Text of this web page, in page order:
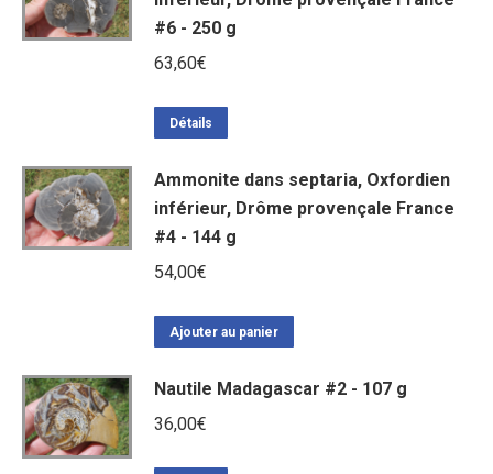
#6 - 250 g
63,60€
Détails
Ammonite dans septaria, Oxfordien
inférieur, Drôme provençale France
#4 - 144 g
54,00€
Ajouter au panier
Nautile Madagascar #2 - 107 g
36,00€